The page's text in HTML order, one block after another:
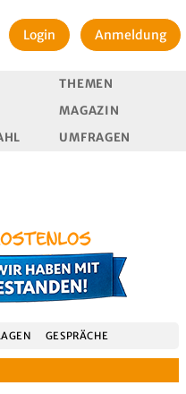
Login Anmeldung
THEMEN
MAGAZIN
UMFRAGEN
GESPRÄCHE